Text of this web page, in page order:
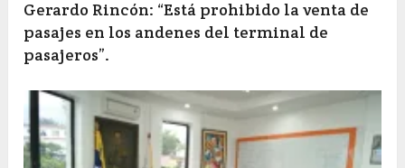
Gerardo Rincón: “Está prohibido la venta de
pasajes en los andenes del terminal de
pasajeros”.